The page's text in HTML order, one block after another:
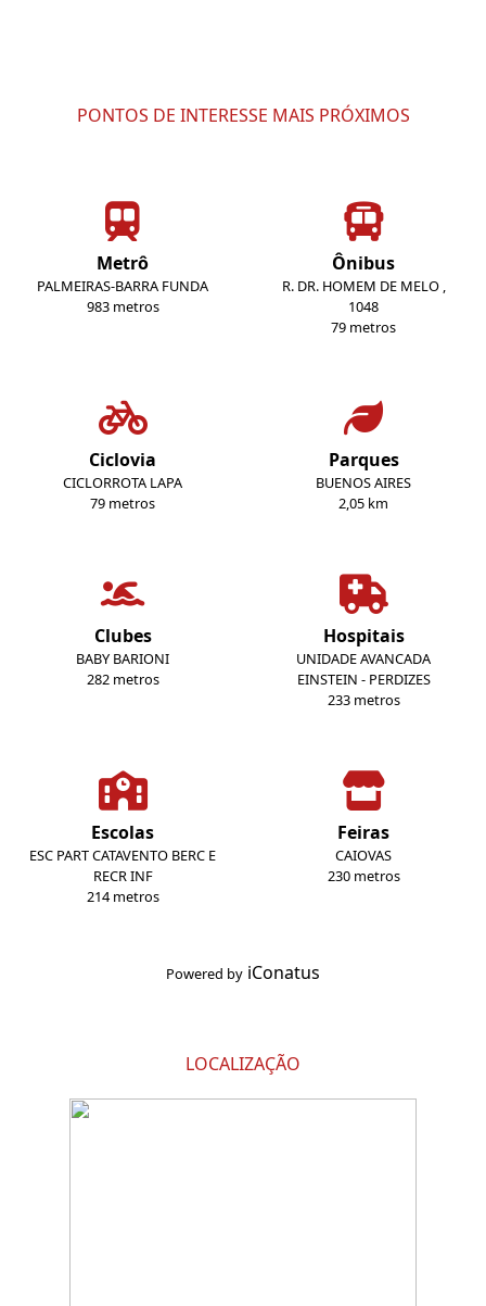
PONTOS DE INTERESSE MAIS PRÓXIMOS
Metrô
PALMEIRAS-BARRA FUNDA
983 metros
Ônibus
R. DR. HOMEM DE MELO ,
1048
79 metros
Ciclovia
CICLORROTA LAPA
79 metros
Parques
BUENOS AIRES
2,05 km
Clubes
BABY BARIONI
282 metros
Hospitais
UNIDADE AVANCADA
EINSTEIN - PERDIZES
233 metros
Escolas
ESC PART CATAVENTO BERC E
RECR INF
214 metros
Feiras
CAIOVAS
230 metros
Powered by iConatus
LOCALIZAÇÃO